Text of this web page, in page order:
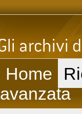
Home
avanzata